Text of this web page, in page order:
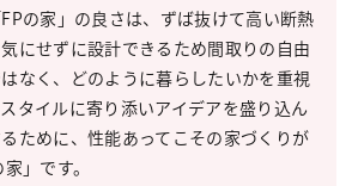
の家」の良さは、ずば抜けて高い断熱
にせずに設計できるため間取りの自由
なく、どのように暮らしたいかを重視
タイルに寄り添いアイデアを盛り込ん
ために、性能あってこその家づくりが
」です。